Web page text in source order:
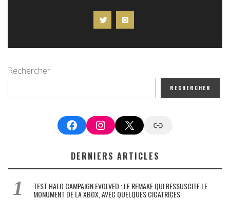
Rechercher
RECHERCHER
FacebookInstagram
X Google News
DERNIERS ARTICLES
TEST HALO CAMPAIGN EVOLVED : LE REMAKE QUI RESSUSCITE LE
MONUMENT DE LA XBOX, AVEC QUELQUES CICATRICES